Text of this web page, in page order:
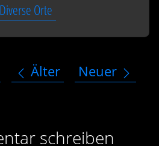
Diverse Orte
Älter Neuer
schreiben